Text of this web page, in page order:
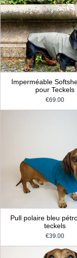
Imperméable
pour Teckels
€69.00
Pull polaire bleu
teckels
€39.00